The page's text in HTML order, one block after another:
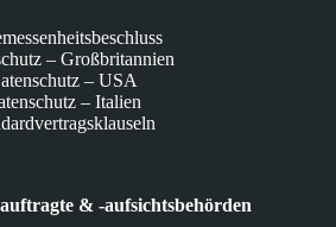
– Großbritannien
– USA
– Italien
& -aufsichtsbehörden